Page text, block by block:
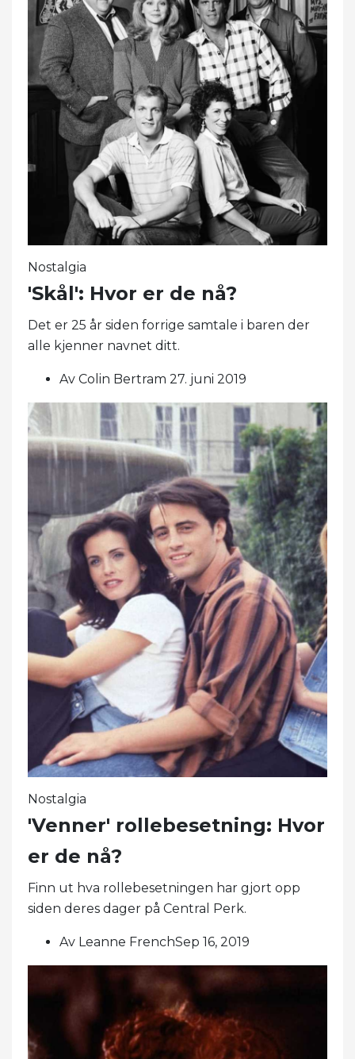
Nostalgia
'Skål': Hvor er de nå?
Det er 25 år siden forrige samtale i baren der
alle kjenner navnet ditt.
Av Colin Bertram 27. juni 2019
Nostalgia
'Venner' rollebesetning: Hvor
er de nå?
Finn ut hva rollebesetningen har gjort opp
siden deres dager på Central Perk.
Av Leanne FrenchSep 16, 2019